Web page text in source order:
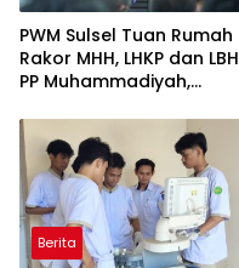
PWM Sulsel Tuan Rumah
Rakor MHH, LHKP dan LBH
PP Muhammadiyah,
dan Kebijakan Publik
Berita